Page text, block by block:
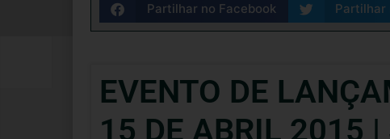
Partilhar no Facebook Partilhar
EVENTO DE
15 DE ABRIL 2015 |